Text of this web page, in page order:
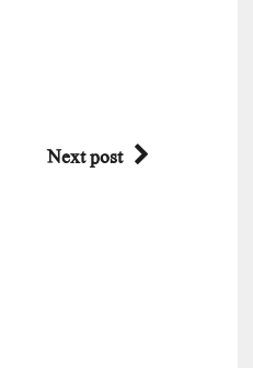
Next post